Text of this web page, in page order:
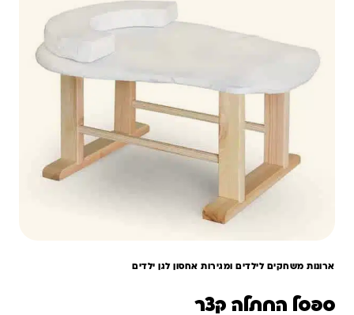
ארונות משחקים לילדים ומגירות אחסון לגן ילדים
ספסל החתלה קצר